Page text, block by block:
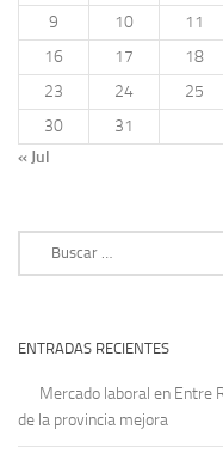
9
10 11
16
17 18
23
24 25
30
31
« Jul
ENTRADAS RECIENTES
Mercado laboral en Entre
de la provincia mejora